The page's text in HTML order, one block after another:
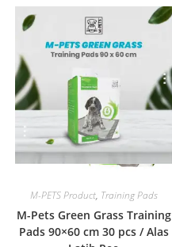
Quick View
M-PETS Product, Training Pads
M-Pets Green Grass Training
Pads 90×60 cm 30 pcs / Alas